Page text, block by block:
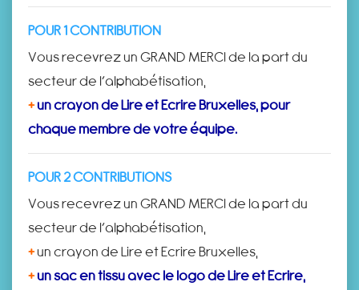
POUR 1 CONTRIBUTION
Vous recevrez un GRAND MERCI de la part du
secteur de l’alphabétisation,
+un crayon de Lire et Ecrire Bruxelles, pour
chaque membre de votre équipe.
POUR 2 CONTRIBUTIONS
Vous recevrez un GRAND MERCI de la part du
secteur de l’alphabétisation,
+un crayon de Lire et Ecrire Bruxelles,
+un sac en tissu avec le logo de Lire et Ecrire,